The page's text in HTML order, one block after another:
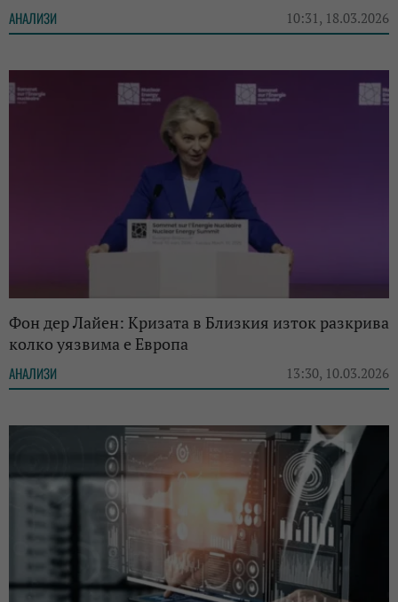
АНАЛИЗИ 10:31, 18.03.2026
Фон дер Лайен: Кризата в Близкия изток разкрива
колко уязвима е Европа
АНАЛИЗИ 13:30, 10.03.2026